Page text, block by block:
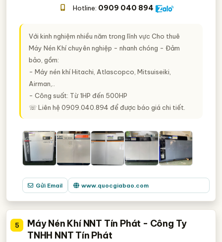
Hotline: 0909 040 894
Với kinh nghiệm nhiều năm trong lĩnh vực Cho thuê
Máy Nén Khí chuyên nghiệp - nhanh chóng - Đảm
bảo, gồm:
- Máy nén khí Hitachi, Atlascopco, Mitsuiseiki,
Airman,..
- Công suất: Từ 1HP đến 500HP
☏ Liên hệ 0909.040.894 để được báo giá chi tiết.
Gửi Email www.quocgiabao.com
5
Máy Nén Khí NNT Tín Phát - Công Ty
TNHH NNT Tín Phát